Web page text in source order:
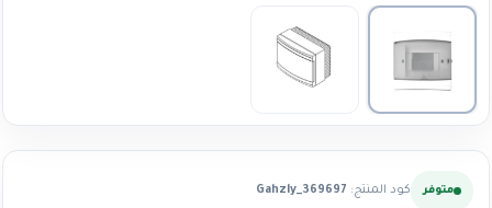
متوفر كود المنتج: Gahzly_369697